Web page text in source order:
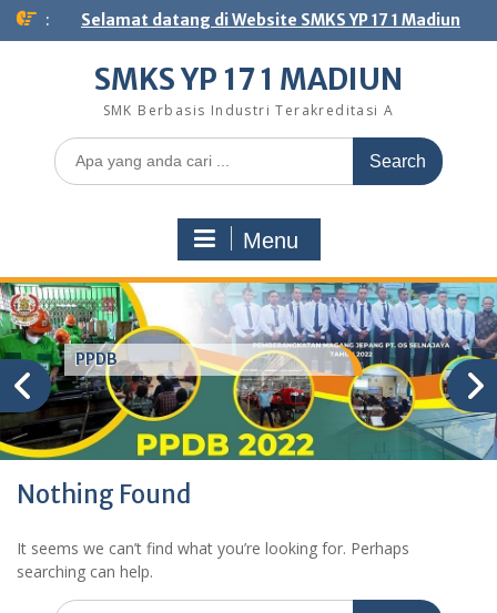
Skip
: Selamat datang di Website SMKS YP 17 1 Madiun
SMKS YP 17 1 MADIUN
SMK Berbasis Industri Terakreditasi A
Search
for:
Menu
PPDB
Nothing Found
It seems we can’t find what you’re looking for. Perhaps
searching can help.